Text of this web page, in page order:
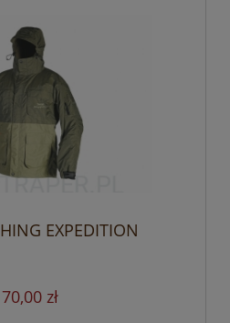
EXPEDITION
zł